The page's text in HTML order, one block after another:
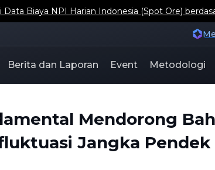
Biaya NPI Harian Indonesia (Spot Ore)
Berita dan Laporan Event Metodologi
Mendorong
Jangka Pendek